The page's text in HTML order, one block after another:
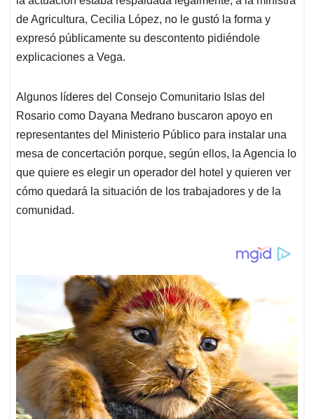
de Agricultura, Cecilia López, no le gustó la forma y
expresó públicamente su descontento pidiéndole
explicaciones a Vega.
Algunos líderes del Consejo Comunitario Islas del
Rosario como Dayana Medrano buscaron apoyo en
representantes del Ministerio Público para instalar una
mesa de concertación porque, según ellos, la Agencia lo
que quiere es elegir un operador del hotel y quieren ver
cómo quedará la situación de los trabajadores y de la
comunidad.